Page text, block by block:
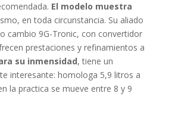
El modelo muestra
en toda circunstancia. Su aliado
cambio 9G-Tronic, con convertidor
prestaciones y refinamientos a
su inmensidad, tiene un
interesante: homologa 5,9 litros a
la practica se mueve entre 8 y 9